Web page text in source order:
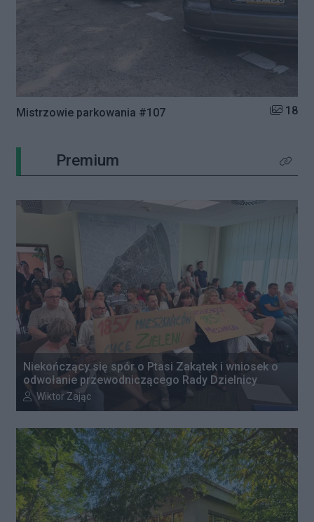
Mistrzowie parkowania #107 Liczba
18
Premium Kliknij
Niekończący się spór o Ptasi Zakątek i wniosek o
odwołanie przewodniczącego Rady Dzielnicy
Autor artykułu:
Wiktor Zając